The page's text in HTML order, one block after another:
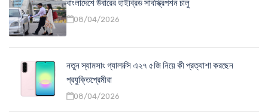
বাংলাদেশে উবারের হাইব্রিড সাবস্ক্রিপশন চালু
08/04/2026
নতুন স্যামসাং গ্যালাক্সি এ২৭ ৫জি নিয়ে কী প্রত্যাশা করছেন
প্রযুক্তিপ্রেমীরা
08/04/2026